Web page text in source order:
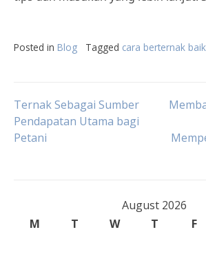
Posted in Blog Tagged cara berternak
Post
navigation
Ternak Sebagai Sumber
Pendapatan Utama bagi
Petani
August 2026
M
T W T F